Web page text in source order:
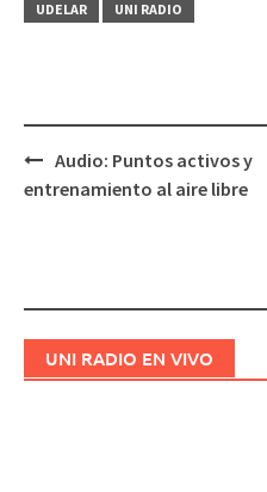
UDELAR
UNI RADIO
Navegación
Audio: Puntos activos y
entrenamiento al aire libre
UNI RADIO EN VIVO